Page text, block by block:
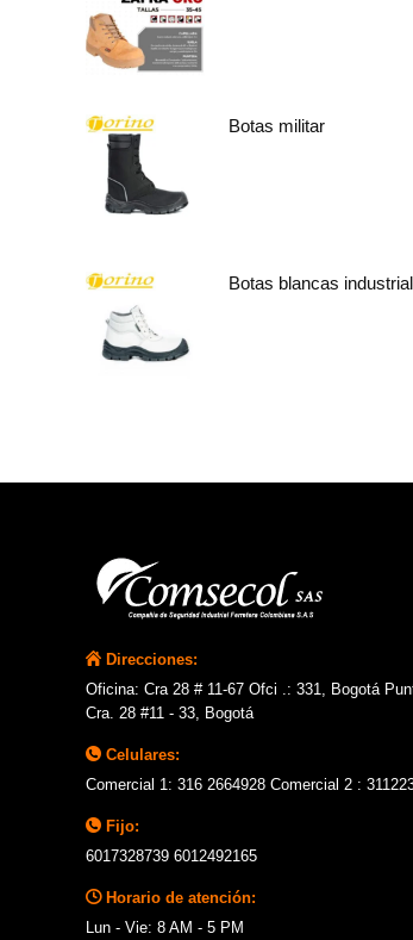
Botas militar
Botas blancas
Direcciones:
Oficina: Cra 28 # 11-67 Ofci .: 331, Bogotá
Cra. 28 #11 - 33, Bogotá
Celulares:
Comercial 1: 316 2664928 Comercial 2 :
Fijo:
6017328739 6012492165
Horario de atención:
Lun - Vie: 8 AM - 5 PM